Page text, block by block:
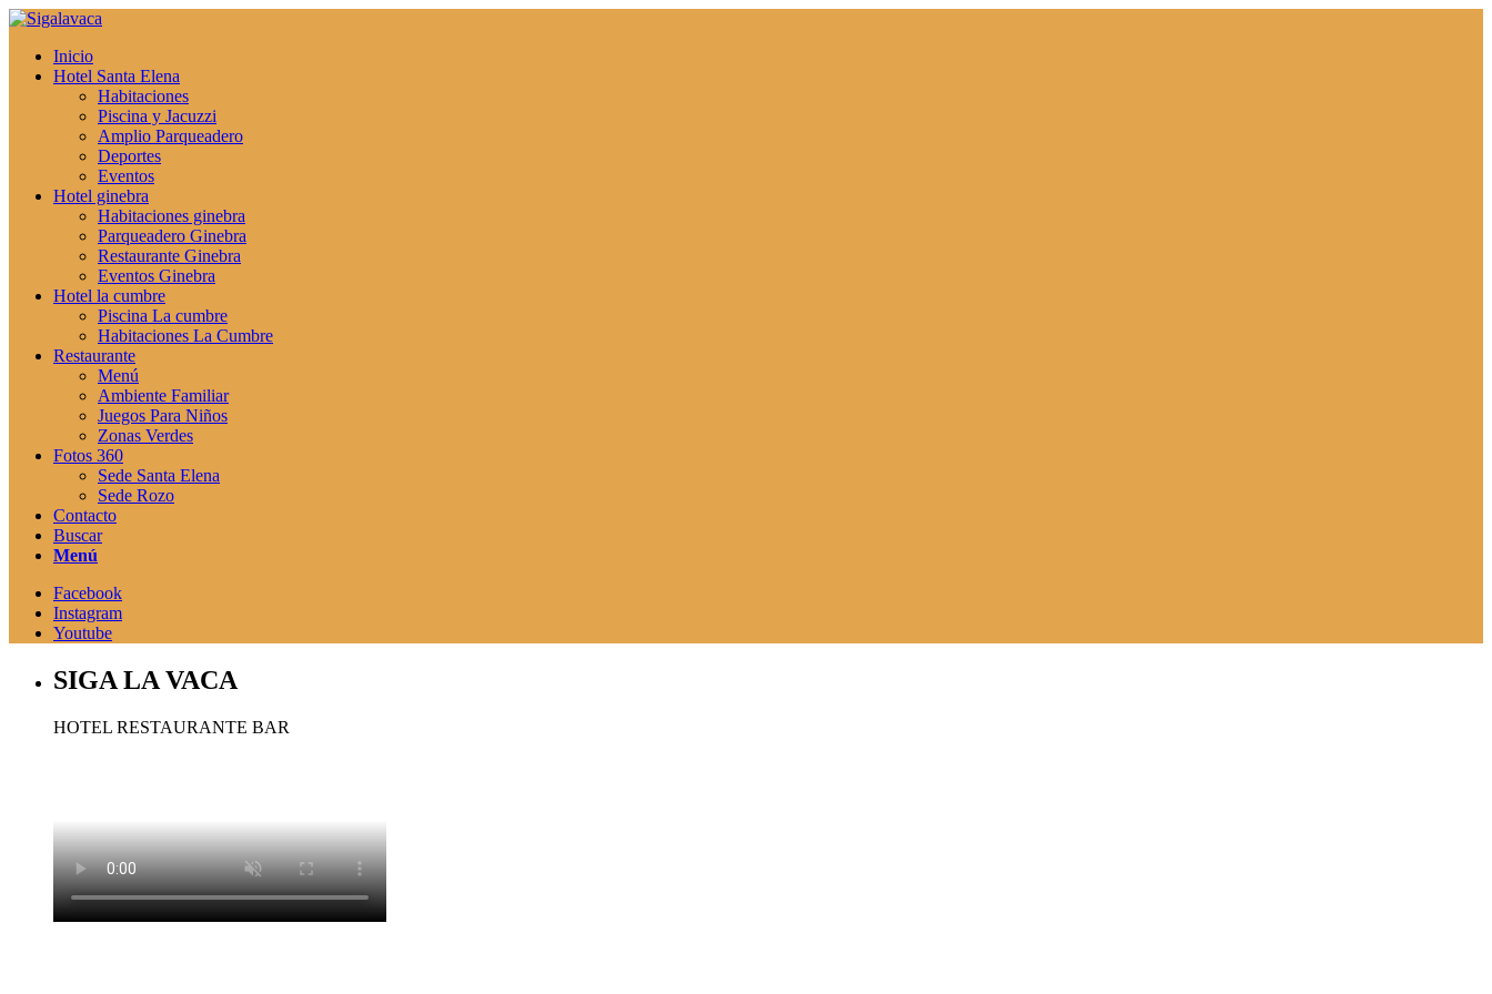
Inicio
Hotel Santa Elena
Habitaciones
Piscina y Jacuzzi
Amplio Parqueadero
Deportes
Eventos
Hotel ginebra
Habitaciones ginebra
Parqueadero Ginebra
Restaurante Ginebra
Eventos Ginebra
Hotel la cumbre
Piscina La cumbre
Habitaciones La Cumbre
Restaurante
Menú
Ambiente Familiar
Juegos Para Niños
Zonas Verdes
Fotos 360
Sede Santa Elena
Sede Rozo
Contacto
Buscar
Menú
Facebook
Instagram
Youtube
SIGA LA VACA
HOTEL RESTAURANTE BAR